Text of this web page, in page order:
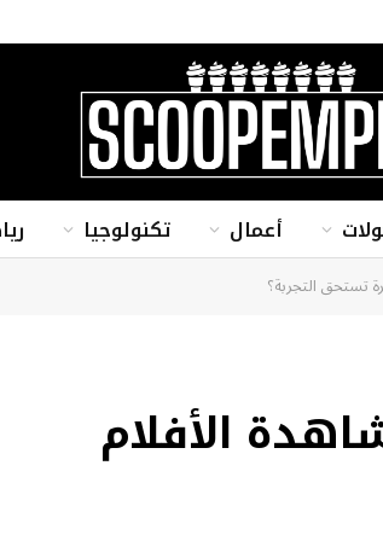
أعمال تكنولوجيا
تستحق التجربة؟
الأفلام